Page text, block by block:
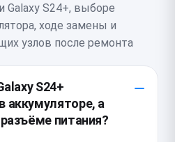
Galaxy S24+, выборе
ходе замены и
узлов после ремонта
S24+
аккумуляторе, а
питания?